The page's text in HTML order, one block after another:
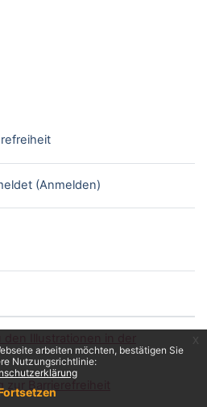
arbeiten möchten, bestätigen Sie
Nutzungsrichtlinie:
(Anmelden)
zur Barrierefreiheit